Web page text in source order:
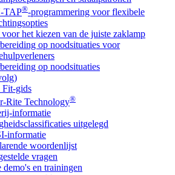
TAP®-programmering voor flexibele
het kiezen van de juiste zaklamp
op noodsituaties voor
op noodsituaties
gids
Rite Technology®
informatie
uitgelegd
informatie
woordenlijst
vragen
demo's en trainingen